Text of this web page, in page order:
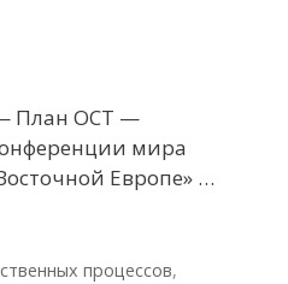
План ОСТ —
мира
Европе» …
процессов,